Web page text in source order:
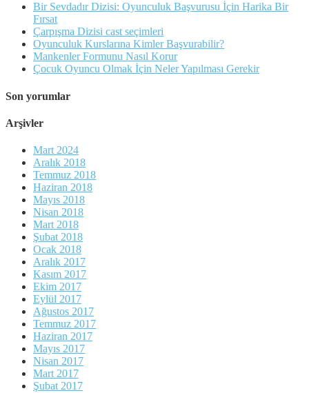
Bir Sevdadır Dizisi: Oyunculuk Başvurusu İçin Harika Bir
Fırsat
Çarpışma Dizisi cast seçimleri
Oyunculuk Kurslarına Kimler Başvurabilir?
Mankenler Formunu Nasıl Korur
Çocuk Oyuncu Olmak İçin Neler Yapılması Gerekir
Son yorumlar
Arşivler
Mart 2024
Aralık 2018
Temmuz 2018
Haziran 2018
Mayıs 2018
Nisan 2018
Mart 2018
Şubat 2018
Ocak 2018
Aralık 2017
Kasım 2017
Ekim 2017
Eylül 2017
Ağustos 2017
Temmuz 2017
Haziran 2017
Mayıs 2017
Nisan 2017
Mart 2017
Şubat 2017